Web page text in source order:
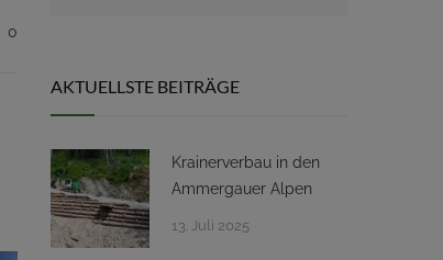
0
AKTUELLSTE BEITRÄGE
Krainerverbau in den
Ammergauer Alpen
13. Juli 2025